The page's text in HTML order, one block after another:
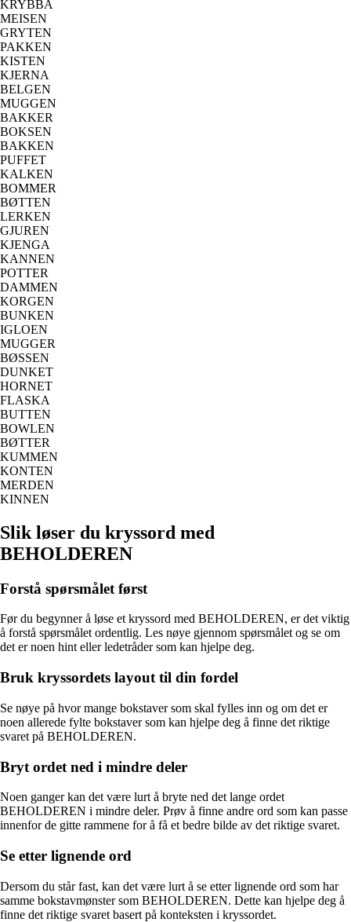
KRYBBA
MEISEN
GRYTEN
PAKKEN
KISTEN
KJERNA
BELGEN
MUGGEN
BAKKER
BOKSEN
BAKKEN
PUFFET
KALKEN
BOMMER
BØTTEN
LERKEN
GJUREN
KJENGA
KANNEN
POTTER
DAMMEN
KORGEN
BUNKEN
IGLOEN
MUGGER
BØSSEN
DUNKET
HORNET
FLASKA
BUTTEN
BOWLEN
BØTTER
KUMMEN
KONTEN
MERDEN
KINNEN
Slik løser du kryssord med
BEHOLDEREN
Forstå spørsmålet først
Før du begynner å løse et kryssord med BEHOLDEREN, er det viktig
å forstå spørsmålet ordentlig. Les nøye gjennom spørsmålet og se om
det er noen hint eller ledetråder som kan hjelpe deg.
Bruk kryssordets layout til din fordel
Se nøye på hvor mange bokstaver som skal fylles inn og om det er
noen allerede fylte bokstaver som kan hjelpe deg å finne det riktige
svaret på BEHOLDEREN.
Bryt ordet ned i mindre deler
Noen ganger kan det være lurt å bryte ned det lange ordet
BEHOLDEREN i mindre deler. Prøv å finne andre ord som kan passe
innenfor de gitte rammene for å få et bedre bilde av det riktige svaret.
Se etter lignende ord
Dersom du står fast, kan det være lurt å se etter lignende ord som har
samme bokstavmønster som BEHOLDEREN. Dette kan hjelpe deg å
finne det riktige svaret basert på konteksten i kryssordet.